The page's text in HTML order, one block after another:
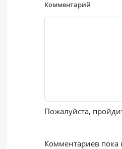
Комментарий
Пожалуйста,
Комментариев пока